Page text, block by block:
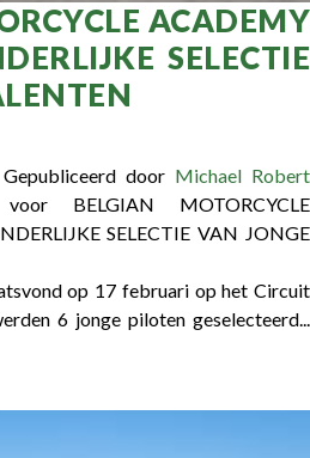
ACADEMY
SELECTIE
Gepubliceerd door Michael Robert
BELGIAN MOTORCYCLE
SELECTIE VAN JONGE
op 17 februari op het Circuit
6 jonge piloten geselecteerd...